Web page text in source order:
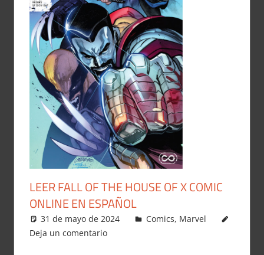
LEER FALL OF THE HOUSE OF X COMIC
ONLINE EN ESPAÑOL
31 de mayo de 2024 Carlitox Banana
Comics, Marvel
Deja un comentario